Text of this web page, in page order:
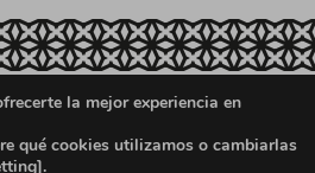
y reembolsos
Política de Privacidad
la mejor experiencia en
qué cookies utilizamos o cambiarlas